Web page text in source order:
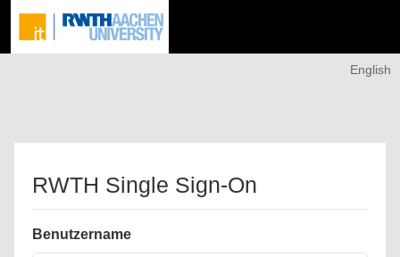
English
RWTH Single Sign-On
Benutzername